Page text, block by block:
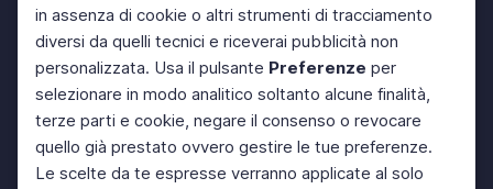
in assenza di cookie o altri strumenti di tracciamento
diversi da quelli tecnici e riceverai pubblicità non
personalizzata. Usa il pulsante Preferenze per
selezionare in modo analitico soltanto alcune finalità,
terze parti e cookie, negare il consenso o revocare
quello già prestato ovvero gestire le tue preferenze.
Le scelte da te espresse verranno applicate al solo